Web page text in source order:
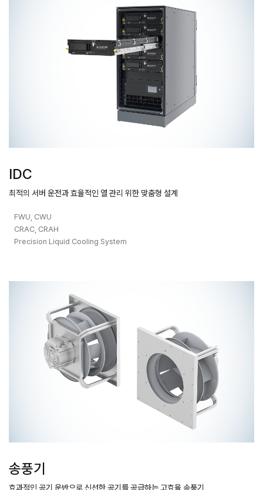
IDC
최적의 서버 운전과 효율적인 열 관리 위한 맞춤형 설계
FWU, CWU
CRAC, CRAH
Precision Liquid Cooling System
송풍기
효과적인 공기 운반으로 신선한 공기를 공급하는고효율 송풍기